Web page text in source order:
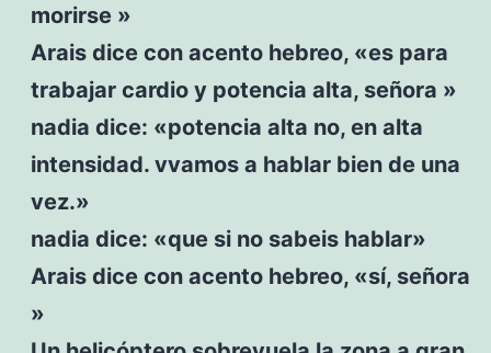
morirse »
Arais dice con acento hebreo, «es para
trabajar cardio y potencia alta, señora »
nadia dice: «potencia alta no, en alta
intensidad. vvamos a hablar bien de una
vez.»
nadia dice: «que si no sabeis hablar»
Arais dice con acento hebreo, «sí, señora
»